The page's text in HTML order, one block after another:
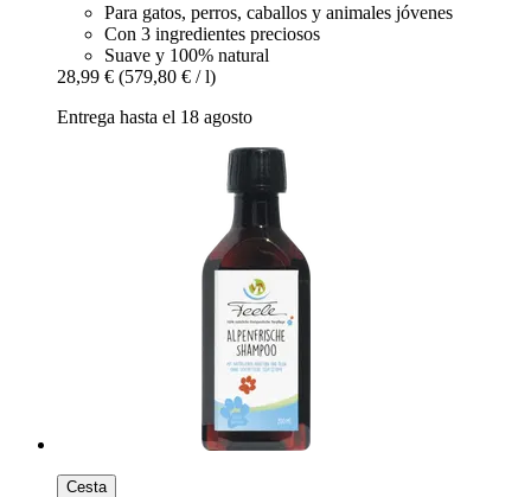
Para gatos, perros, caballos y animales jóvenes
Con 3 ingredientes preciosos
Suave y 100% natural
28,99 € (579,80 € / l)
Entrega hasta el 18 agosto
Cesta